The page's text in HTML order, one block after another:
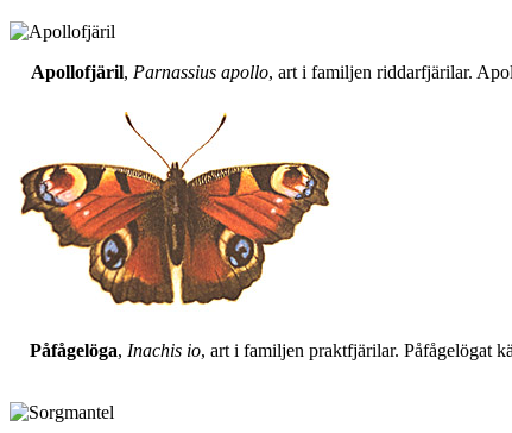
Apollofjäril, Parnassius apollo, art i familjen riddarfjärilar.
Påfågelöga, Inachis io, art i familjen praktfjärilar. Påfågelögat